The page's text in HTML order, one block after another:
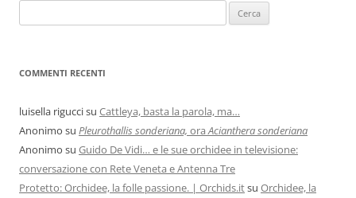
COMMENTI RECENTI
luisella riguccisu Cattleya, basta la parola, ma…
Anonimo su Pleurothallis sonderiana, ora Acianthera sonderiana
Anonimo su Guido De Vidi… e le sue orchidee in televisione:
conversazione con Rete Veneta e Antenna Tre
Protetto: Orchidee, la folle passione. | Orchids.itsu Orchidee, la